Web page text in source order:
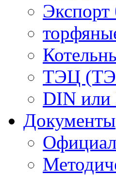
Экспорт
ТЭЦ
DIN или
Документы